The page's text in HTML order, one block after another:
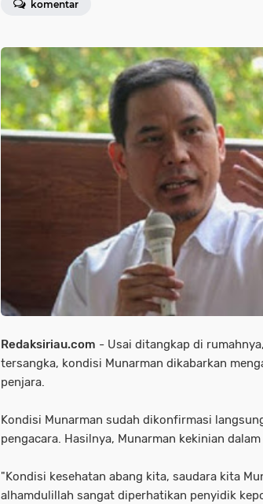
komentar
Redaksiriau.com - Usai ditangkap di
tersangka, kondisi Munarman dikabarkan
penjara.
Kondisi Munarman sudah dikonfirmasi
pengacara. Hasilnya, Munarman kekinian
"Kondisi kesehatan abang kita, saudara kita
alhamdulillah sangat diperhatikan penyidik